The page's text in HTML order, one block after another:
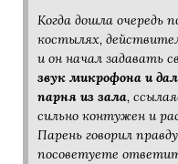
Когда дошла очередь
костылях,
и он начал задавать
звук микрофона и
парня из зала,
сильно контужен и
Парень говорил
посоветуете